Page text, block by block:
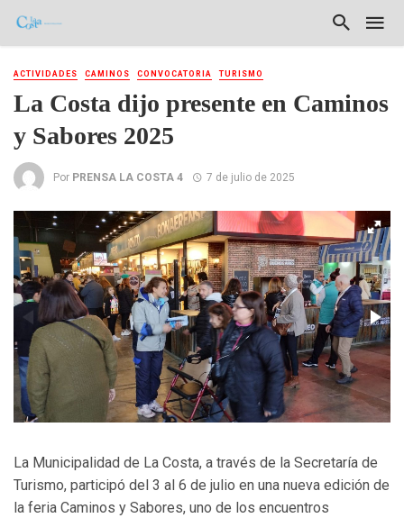
ACTIVIDADES CAMINOS CONVOCATORIA TURISMO
La Costa dijo presente en Caminos
y Sabores 2025
Por PRENSA LA COSTA 4 7 de julio de 2025
La Municipalidad de La Costa, a través de la Secretaría de
Turismo, participó del 3 al 6 de julio en una nueva edición de
la feria Caminos y Sabores, uno de los encuentros